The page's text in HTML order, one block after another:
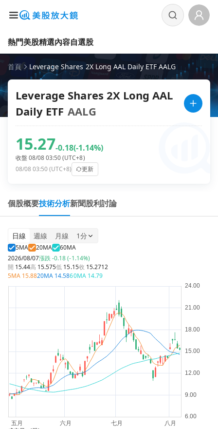
熱門美股精選內容自選股
首頁 Leverage Shares 2X Long AAL Daily ETF AALG
Leverage Shares 2X Long AAL
Daily ETF AALG
15.27-0.18(-1.14%)
收盤 08/08 03:50 (UTC+8)
08/08 03:50 (UTC+8)
更新
個股概要技術分析新聞股利討論
日線 週線 月線 1分
5MA 20MA
60MA
2026/08/07漲跌-0.18 (-1.14%)
開 15.44高 15.575低 15.15收 15.2712
5MA 15.8820MA 14.5860MA 14.79